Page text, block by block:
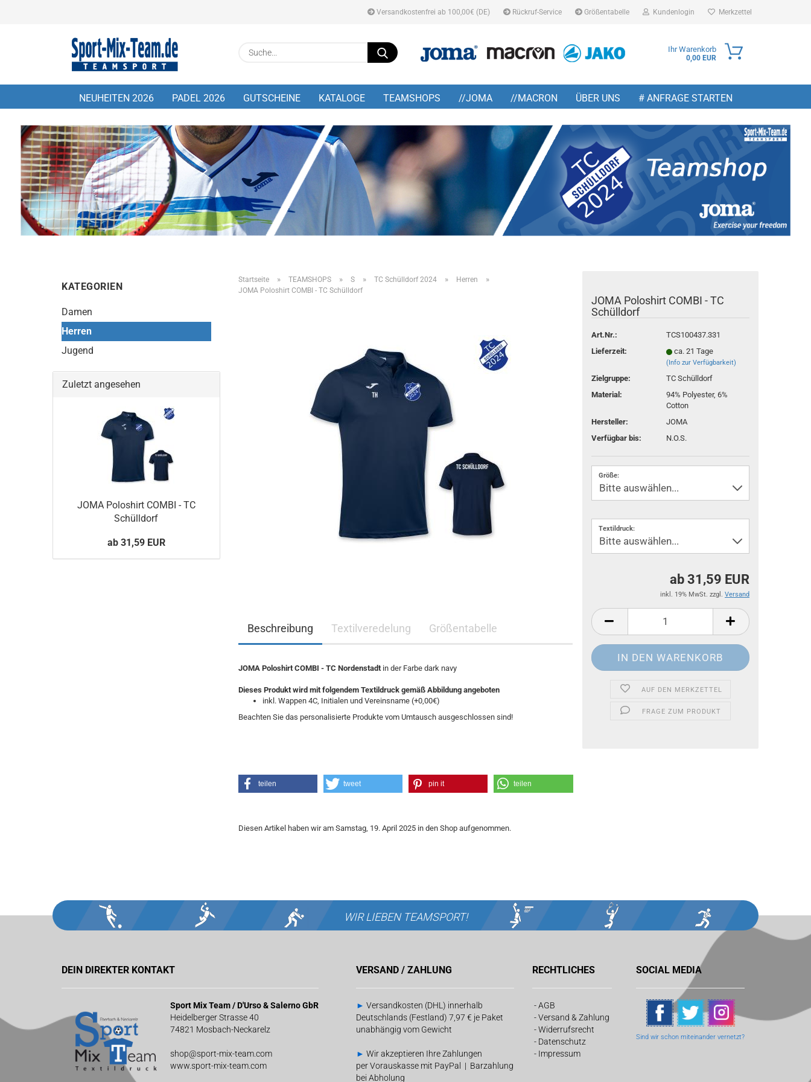
Versandkostenfrei ab 100,00€ (DE) Rückruf-Service Größentabelle Kundenlogin
Passwort
Konto erstellen
Passwort vergessen?
Merkzettel
Suche... Ihr Warenkorb
0,00 EUR
NEUHEITEN 2026 PADEL 2026 GUTSCHEINE KATALOGE TEAMSHOPS //JOMA //MACRON ÜBER UNS # ANFRAGE STARTEN
Startseite » TEAMSHOPS » S » TC Schülldorf 2024 » Herren »
JOMA Poloshirt COMBI - TC Schülldorf
JOMA Poloshirt COMBI - TC
Schülldorf
Art.Nr.:
TCS100437.331
Lieferzeit:
ca. 21 Tage
(Info zur Verfügbarkeit)
Zielgruppe:
TC Schülldorf
Material:
94% Polyester, 6%
Cotton
Hersteller:
JOMA
Verfügbar bis:
N.O.S.
Größe:
Textildruck:
ab 31,59 EUR
inkl. 19% MwSt. zzgl. Versand
AUF DEN MERKZETTEL
FRAGE ZUM PRODUKT
Beschreibung Textilveredelung Größentabelle
JOMA Poloshirt COMBI - TC Nordenstadt in der Farbe dark navy
Dieses Produkt wird mit folgendem Textildruck gemäß Abbildung angeboten
inkl. Wappen 4C, Initialen und Vereinsname (+0,00€)
Beachten Sie das personalisierte Produkte vom Umtausch ausgeschlossen sind!
teilen tweet pin it teilen
Diesen Artikel haben wir am Samstag, 19. April 2025 in den Shop aufgenommen.
KATEGORIEN
Damen
Herren
Jugend
Zuletzt angesehen
JOMA Poloshirt COMBI - TC
Schülldorf
ab 31,59 EUR
WIR LIEBEN TEAMSPORT!
DEIN DIREKTER KONTAKT
Sport Mix Team / D'Urso & Salerno GbR
Heidelberger Strasse 40
74821 Mosbach-Neckarelz
shop@sport-mix-team.com
www.sport-mix-team.com
VERSAND / ZAHLUNG
► Versandkosten (DHL) innerhalb
Deutschlands (Festland) 7,97 € je Paket
unabhängig vom Gewicht
► Wir akzeptieren Ihre Zahlungen
per Vorauskasse mit PayPal | Barzahlung
bei Abholung
RECHTLICHES
-AGB
-Versand & Zahlung
-Widerrufsrecht
- Datenschutz
- Impressum
SOCIAL MEDIA
Sind wir schon miteinander vernetzt?